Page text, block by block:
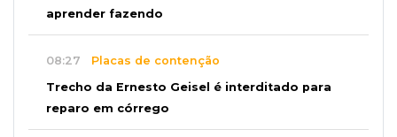
aprender fazendo
08:27 Placas de contenção
Trecho da Ernesto Geisel é interditado para
reparo em córrego